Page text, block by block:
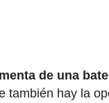
de una
también hay la